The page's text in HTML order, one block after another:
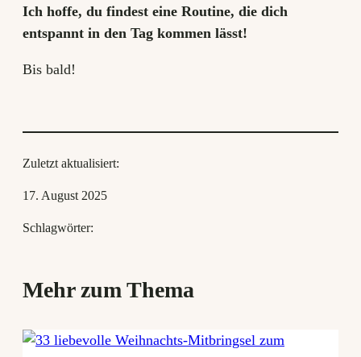
Ich hoffe, du findest eine Routine, die dich
entspannt in den Tag kommen lässt!
Bis bald!
Zuletzt aktualisiert:
17. August 2025
Schlagwörter:
Mehr zum Thema